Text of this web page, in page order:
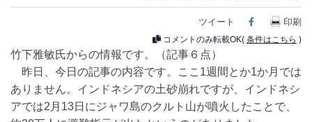
ツイート Facebook
印刷
コメントのみ転載OK( 条件はこちら )
竹下雅敏氏からの情報です。（記事６点）
昨日、今日の記事の内容です。ここ1週間とか1か月では
ありません。インドネシアの土砂崩れですが、インドネシ
アでは2月13日にジャワ島のクルト山が噴火したことで、